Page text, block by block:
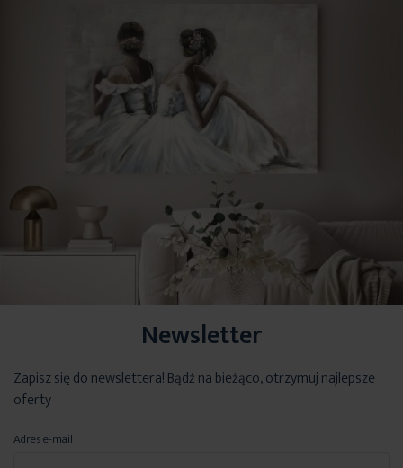
Newsletter
Zapisz się do newslettera! Bądź na bieżąco, otrzymuj najlepsze
oferty
Adres e-mail